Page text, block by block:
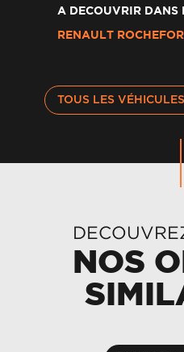
A DECOUVRIR DANS
RENAULT
TOUS LES
NOS